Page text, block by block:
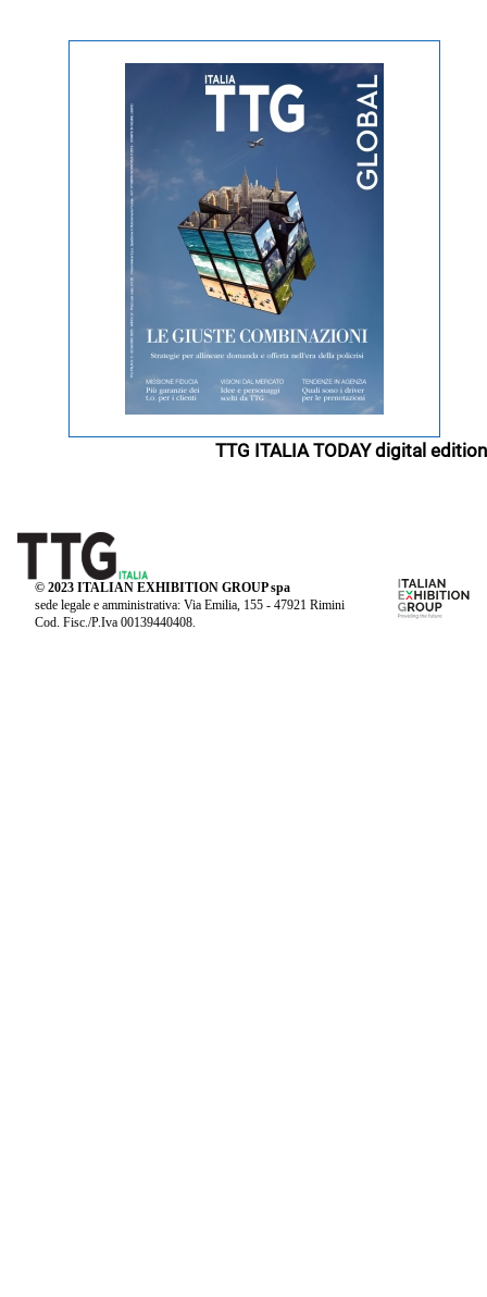
TTG ITALIA TODAY digital edition
© 2023 ITALIAN EXHIBITION GROUP spa
sede legale e amministrativa: Via Emilia, 155 - 47921 Rimini
Cod. Fisc./P.Iva 00139440408.